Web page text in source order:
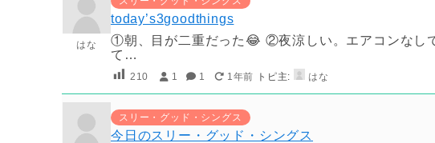
はな
today’s3goodthings
①朝、目が二重だった😂 ②夜涼しい。エアコンなし
て…
210 1 1 1年前 トピ主: はな
スリー・グッド・シングス
今日のスリー・グッド・シングス